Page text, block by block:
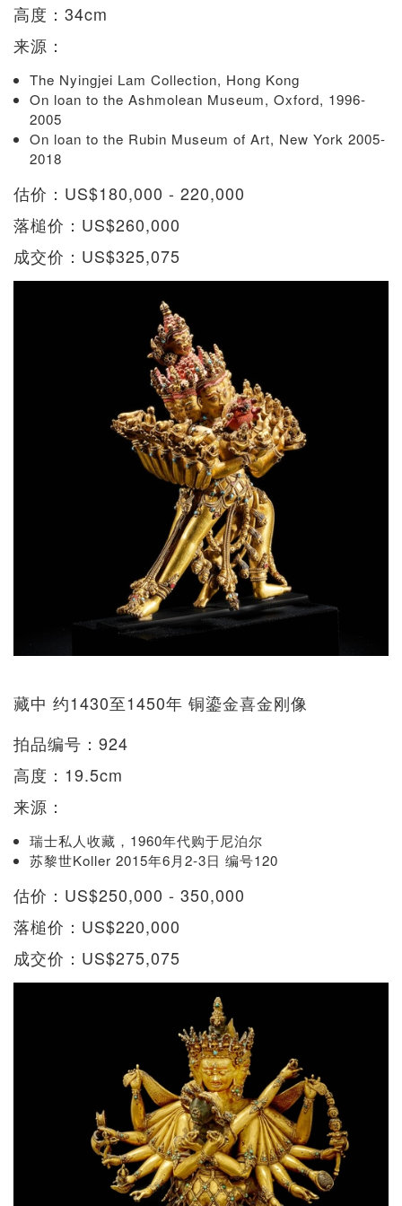
高度：34cm
来源：
The Nyingjei Lam Collection, Hong Kong
On loan to the Ashmolean Museum, Oxford, 1996-
2005
On loan to the Rubin Museum of Art, New York 2005-
2018
估价：US$180,000 - 220,000
落槌价：US$260,000
成交价：US$325,075
藏中 约1430至1450年 铜鎏金喜金刚像
拍品编号：924
高度：19.5cm
来源：
瑞士私人收藏，1960年代购于尼泊尔
苏黎世Koller 2015年6月2-3日 编号120
估价：US$250,000 - 350,000
落槌价：US$220,000
成交价：US$275,075